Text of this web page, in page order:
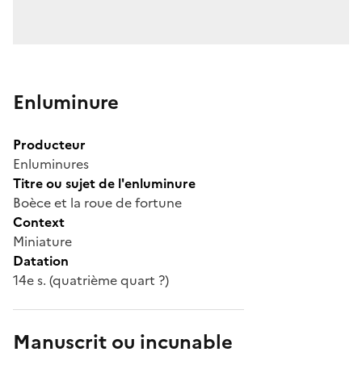
Enluminure
Producteur
Enluminures
Titre ou sujet de l'enluminure
Boèce et la roue de fortune
Context
Miniature
Datation
14e s. (quatrième quart ?)
Manuscrit ou incunable